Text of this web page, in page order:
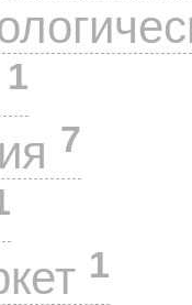
1
7
1